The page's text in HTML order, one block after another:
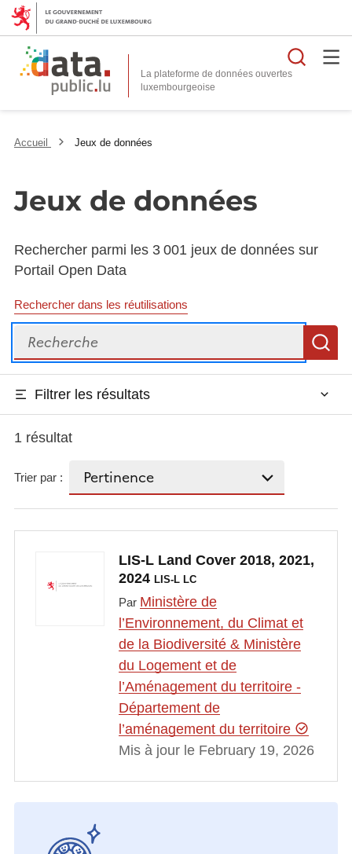
La plateforme de données ouvertes
Accueil Jeux de données
Jeux de données
Rechercher parmi les 3 001 jeux de données sur
Portail Open Data
Rechercher dans les réutilisations
Recherche
Filtrer les résultats
1 résultat
Trier par :
LIS-L Land Cover 2018, 2021,
2024 LIS-L LC
Par Ministère de
l’Environnement, du Climat et
de la Biodiversité & Ministère
du Logement et de
l’Aménagement du territoire -
Département de
l’aménagement du territoire
Mis à jour le February 19, 2026